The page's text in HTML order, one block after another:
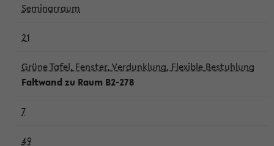
Seminarraum
21
Grüne Tafel, Fenster, Verdunklung, Flexible Bestuhlung
Faltwand zu Raum B2-278
7
49